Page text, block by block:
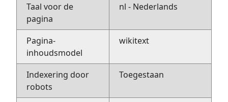
Taal voor de
pagina
nl - Nederlands
Pagina-
inhoudsmodel
wikitext
Indexering door
robots
Toegestaan